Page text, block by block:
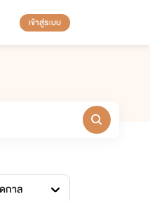
เข้าสู่ระบบ
กาล